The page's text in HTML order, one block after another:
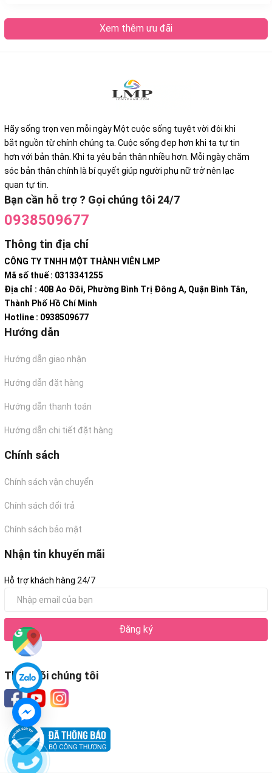
Xem thêm ưu đãi
Hãy sống trọn vẹn mỗi ngày Một cuộc sống tuyệt vời đôi khi
bắt nguồn từ chính chúng ta. Cuộc sống đẹp hơn khi ta tự tin
hơn với bản thân. Khi ta yêu bản thân nhiều hơn. Mỗi ngày chăm
sóc bản thân chính là bí quyết giúp người phụ nữ trở nên lạc
quan tự tin.
Bạn cần hỗ trợ ? Gọi chúng tôi 24/7
0938509677
Thông tin địa chỉ
CÔNG TY TNHH MỘT THÀNH VIÊN LMP
Mã số thuế : 0313341255
Địa chỉ : 40B Ao Đôi, Phường Bình Trị Đông A, Quận Bình Tân,
Thành Phố Hồ Chí Minh
Hotline : 0938509677
Hướng dẫn
Hướng dẫn giao nhận
Hướng dẫn đặt hàng
Hướng dẫn thanh toán
Hướng dẫn chi tiết đặt hàng
Chính sách
Chính sách vận chuyển
Chính sách đổi trả
Chính sách bảo mật
Nhận tin khuyến mãi
Hỗ trợ khách hàng 24/7
Đăng ký
Theo dõi chúng tôi